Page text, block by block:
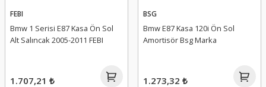
FEBI
Bmw 1 Serisi E87 Kasa Ön Sol
Alt Salıncak 2005-2011 FEBI
1.707,21 ₺
BSG
Bmw E87 Kasa 120i Ön Sol
Amortisör Bsg Marka
1.273,32 ₺